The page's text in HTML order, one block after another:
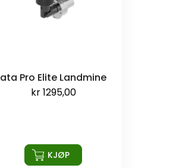
ata Pro Elite Landmine
kr1295,00
KJØP